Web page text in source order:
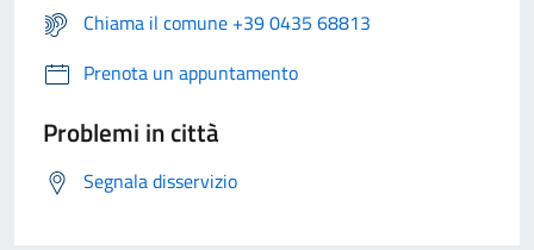
Chiama il comune +39 0435 68813
Prenota un appuntamento
Problemi in città
Segnala disservizio